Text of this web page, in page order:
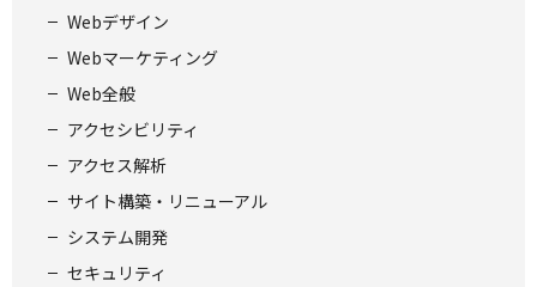
Webデザイン
Webマーケティング
Web全般
アクセシビリティ
アクセス解析
サイト構築・リニューアル
システム開発
セキュリティ